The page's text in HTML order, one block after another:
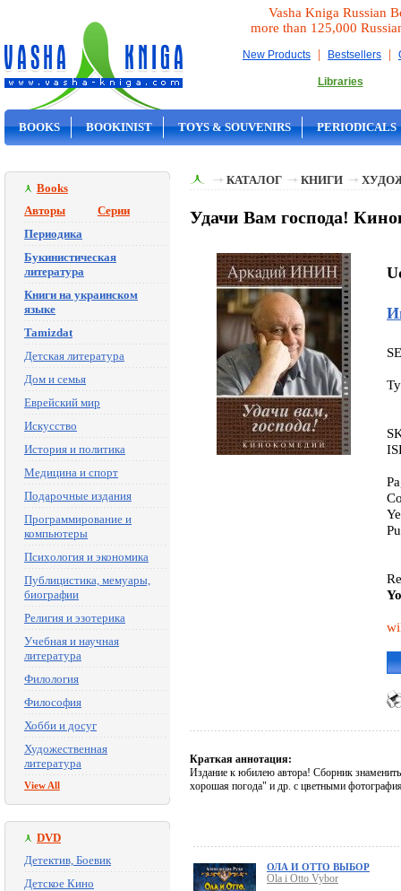
Vasha Kniga Russian
more than 125,000
New Products | Bestsellers |
Libraries
BOOKS BOOKINIST TOYS & SOUVENIRS PERIODICALS
Books
Авторы
Серии
Периодика
Букинистическая
литература
Книги на украинском
языке
Tamizdat
Детская литература
Дом и семья
Еврейский мир
Искусство
История и политика
Медицина и спорт
Подарочные издания
Программирование и
компьютеры
Психология и экономика
Публицистика, мемуары,
биографии
Религия и эзотерика
Учебная и научная
литература
Филология
Философия
Хобби и досуг
Художественная
литература
View All
DVD
Детектив, Боевик
Детское Кино
КАТАЛОГ КНИГИ
Удачи Вам господа!
Краткая аннотация:
Издание к юбилею автора! Сборник
хорошая погода" и др. с цветными
ОЛА И ОТТО ВЫБОР
Ola i Otto Vybor